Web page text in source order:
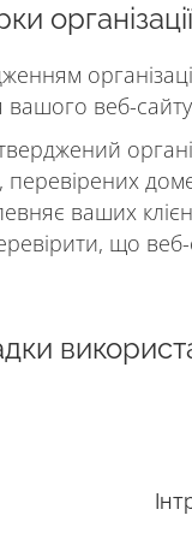
веб-сайту
перевірених
ваших
що